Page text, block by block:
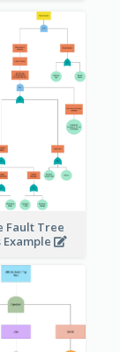
Fault Tree